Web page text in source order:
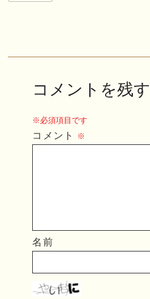
コメントを残す
※必須項目です
コメント ※
名前